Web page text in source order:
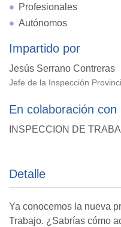
Profesionales
Autónomos
Impartido por
Jesús Serrano Contreras
Jefe de la Inspección
En colaboración con
INSPECCION DE
Detalle
Ya conocemos la nueva
Trabajo. ¿Sabrías cómo